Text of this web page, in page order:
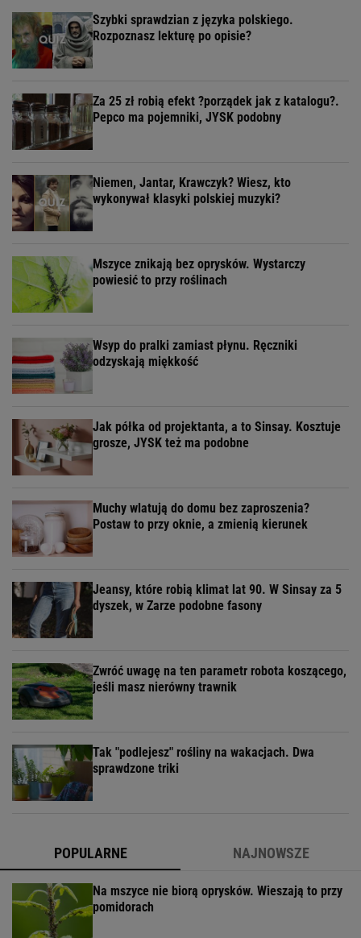
Szybki sprawdzian z języka polskiego.
Rozpoznasz lekturę po opisie?
Za 25 zł robią efekt ?porządek jak z katalogu?.
Pepco ma pojemniki, JYSK podobny
Niemen, Jantar, Krawczyk? Wiesz, kto
wykonywał klasyki polskiej muzyki?
Mszyce znikają bez oprysków. Wystarczy
powiesić to przy roślinach
Wsyp do pralki zamiast płynu. Ręczniki
odzyskają miękkość
Jak półka od projektanta, a to Sinsay. Kosztuje
grosze, JYSK też ma podobne
Muchy wlatują do domu bez zaproszenia?
Postaw to przy oknie, a zmienią kierunek
Jeansy, które robią klimat lat 90. W Sinsay za 5
dyszek, w Zarze podobne fasony
Zwróć uwagę na ten parametr robota koszącego,
jeśli masz nierówny trawnik
Tak "podlejesz" rośliny na wakacjach. Dwa
sprawdzone triki
POPULARNE NAJNOWSZE
Na mszyce nie biorą oprysków. Wieszają to przy
pomidorach